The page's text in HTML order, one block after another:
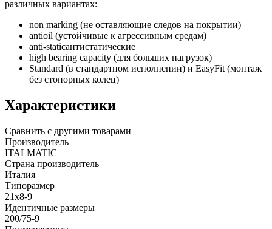
различных вариантах:
non marking (не оставляющие следов на покрытии)
antioil (устойчивые к агрессивным средам)
anti-staticантистатические
high bearing capacity (для больших нагрузок)
Standard (в стандартном исполнении) и EasyFit (монтаж
без стопорных колец)
Характеристики
Сравнить с другими товарами
Производитель
ITALMATIC
Страна производитель
Италия
Типоразмер
21x8-9
Идентичные размеры
200/75-9